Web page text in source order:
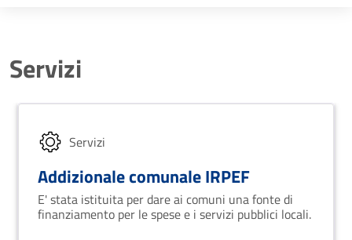
Servizi
Servizi
Addizionale comunale IRPEF
E' stata istituita per dare ai comuni una fonte di
finanziamento per le spese e i servizi pubblici locali.